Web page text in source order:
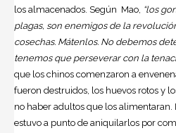
los almacenados. Según Mao, “los
plagas, son enemigos de la
cosechas. Mátenlos. No debemos
tenemos que perseverar con la
que los chinos comenzaron a
fueron destruidos, los huevos rotos y
no haber adultos que los alimentaran.
estuvo a punto de aniquilarlos por